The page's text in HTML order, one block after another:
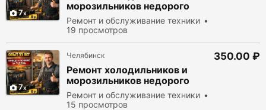
7
морозильников недорого
Ремонт и обслуживание техники
19 просмотров
7
Челябинск
Ремонт холодильников и
морозильников недорого
Ремонт и обслуживание техники
15 просмотров
350.00 ₽